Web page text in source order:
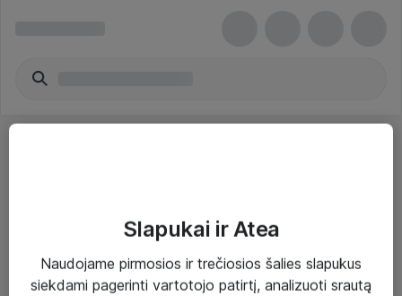
Paslaugos
Slapukai ir Atea
Naudojame pirmosios ir trečiosios šalies slapukus
siekdami pagerinti vartotojo patirtį, analizuoti srautą